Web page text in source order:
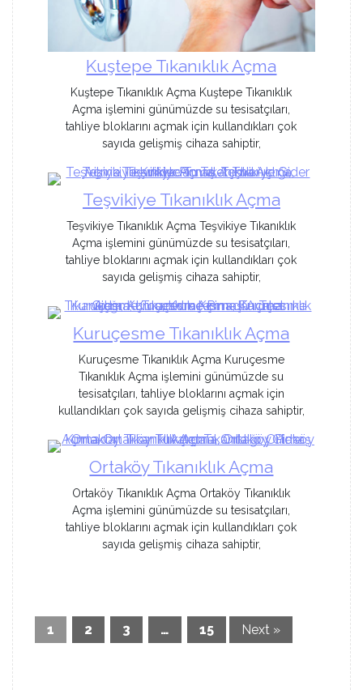
Kuştepe Tıkanıklık Açma
Kuştepe Tıkanıklık Açma Kuştepe Tıkanıklık
Açma işlemini günümüzde su tesisatçıları,
tahliye bloklarını açmak için kullandıkları çok
sayıda gelişmiş cihaza sahiptir,
Teşvikiye Tıkanıklık Açma
Teşvikiye Tıkanıklık Açma Teşvikiye Tıkanıklık
Açma işlemini günümüzde su tesisatçıları,
tahliye bloklarını açmak için kullandıkları çok
sayıda gelişmiş cihaza sahiptir,
Kuruçesme Tıkanıklık Açma
Kuruçesme Tıkanıklık Açma Kuruçesme
Tıkanıklık Açma işlemini günümüzde su
tesisatçıları, tahliye bloklarını açmak için
kullandıkları çok sayıda gelişmiş cihaza sahiptir,
Ortaköy Tıkanıklık Açma
Ortaköy Tıkanıklık Açma Ortaköy Tıkanıklık
Açma işlemini günümüzde su tesisatçıları,
tahliye bloklarını açmak için kullandıkları çok
sayıda gelişmiş cihaza sahiptir,
1 2 3 … 15 Next »